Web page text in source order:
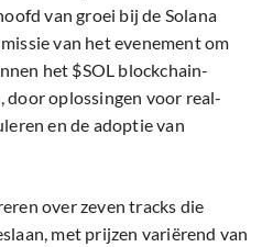
van groei bij de Solana
van het evenement om
het $SOL blockchain-
door oplossingen voor real-
en de adoptie van
over zeven tracks die
met prijzen variërend van